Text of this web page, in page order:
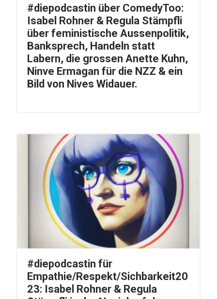
#diepodcastin über ComedyToo:
Isabel Rohner & Regula Stämpfli
über feministische Aussenpolitik,
Banksprech, Handeln statt
Labern, die grossen Anette Kuhn,
Ninve Ermagan für die NZZ & ein
Bild von Nives Widauer.
#diepodcastin für
Empathie/Respekt/Sichbarkeit20
23: Isabel Rohner & Regula